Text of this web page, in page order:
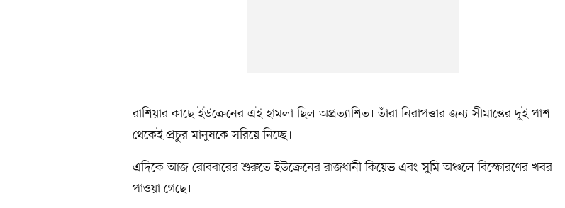
রাশিয়ার কাছে ইউক্রেনের এই হামলা ছিল অপ্রত্যাশিত। তাঁরা নিরাপত্তার জন্য সীমান্তের দুই পাশ
থেকেই প্রচুর মানুষকে সরিয়ে নিচ্ছে।
এদিকে আজ রোববারের শুরুতে ইউক্রেনের রাজধানী কিয়েভ এবং সুমি অঞ্চলে বিস্ফোরণের খবর
পাওয়া গেছে।